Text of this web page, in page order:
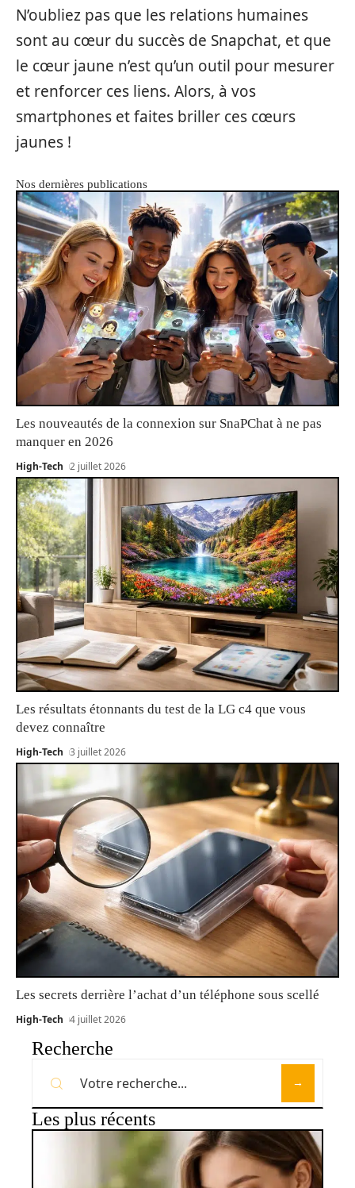
N’oubliez pas que les relations humaines
sont au cœur du succès de Snapchat, et que
le cœur jaune n’est qu’un outil pour mesurer
et renforcer ces liens. Alors, à vos
smartphones et faites briller ces cœurs
jaunes !
Nos dernières publications
Les nouveautés de la connexion sur SnaPChat à ne pas
manquer en 2026
High-Tech 2 juillet 2026
Les résultats étonnants du test de la LG c4 que vous
devez connaître
High-Tech 3 juillet 2026
Les secrets derrière l’achat d’un téléphone sous scellé
High-Tech 4 juillet 2026
Recherche
Les plus récents